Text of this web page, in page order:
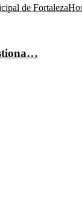
de Fortaleza